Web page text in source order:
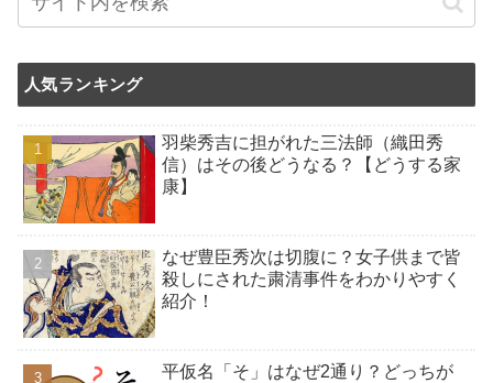
人気ランキング
羽柴秀吉に担がれた三法師（織田秀
信）はその後どうなる？【どうする家
康】
なぜ豊臣秀次は切腹に？女子供まで皆
殺しにされた粛清事件をわかりやすく
紹介！
平仮名「そ」はなぜ2通り？どっちが